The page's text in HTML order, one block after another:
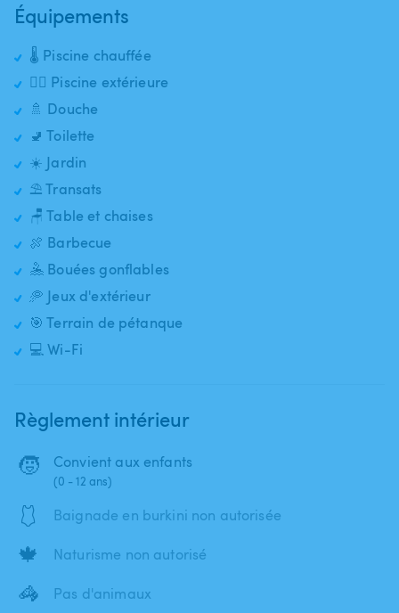
Équipements
🌡️ Piscine chauffée
🏊‍♂️ Piscine extérieure
🚿 Douche
🚽 Toilette
☀️ Jardin
⛱️ Transats
🪑 Table et chaises
🍖 Barbecue
🤽 Bouées gonflables
🥏 Jeux d'extérieur
🎯 Terrain de pétanque
💻 Wi-Fi
Règlement intérieur
🧒 Convient aux enfants
(0 - 12 ans)
🩱 Baignade en burkini non autorisée
🍁 Naturisme non autorisé
🦓 Pas d'animaux